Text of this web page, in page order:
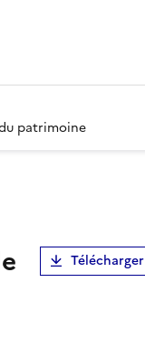
patrimoine
Télécharger